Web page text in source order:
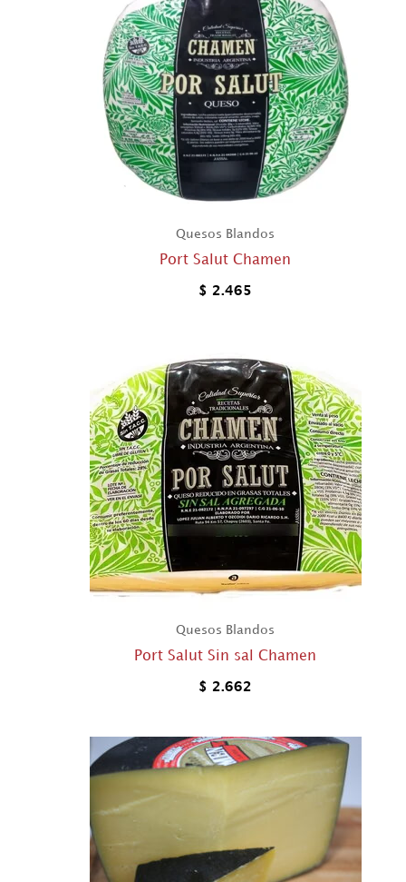
Quesos Blandos
Port Salut Chamen
$ 2.465
Quesos Blandos
Port Salut Sin sal Chamen
$ 2.662